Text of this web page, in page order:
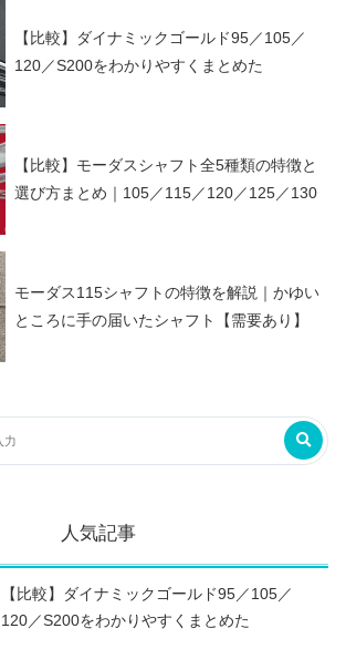
【比較】ダイナミックゴールド95／105／
120／S200をわかりやすくまとめた
【比較】モーダスシャフト全5種類の特徴と
選び方まとめ｜105／115／120／125／130
モーダス115シャフトの特徴を解説｜かゆい
ところに手の届いたシャフト【需要あり】
人気記事
【比較】ダイナミックゴールド95／105／
120／S200をわかりやすくまとめた